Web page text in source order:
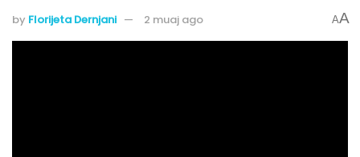
by Florijeta Dernjani 2 muaj ago AA